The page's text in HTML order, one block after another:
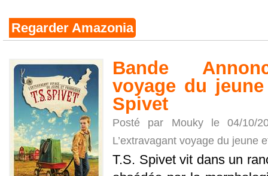
Regarder Amazonia
Bande
voyage du
Spivet
Posté par Mouky le 04/10/
L’extravagant voyage du jeune
T.S. Spivet vit dans un